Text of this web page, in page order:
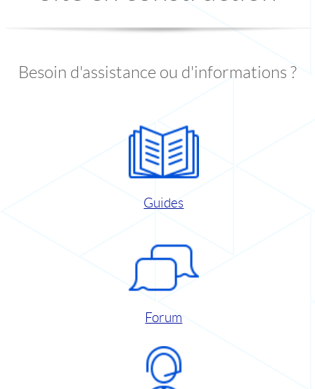
Besoin d'assistance ou d'informations ?
Guides
Forum